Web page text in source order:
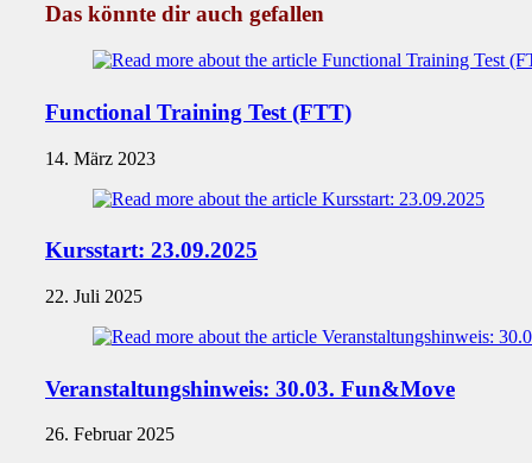
Das könnte dir auch gefallen
Functional Training Test (FTT)
14. März 2023
Kursstart: 23.09.2025
22. Juli 2025
Veranstaltungshinweis: 30.03. Fun&Move
26. Februar 2025